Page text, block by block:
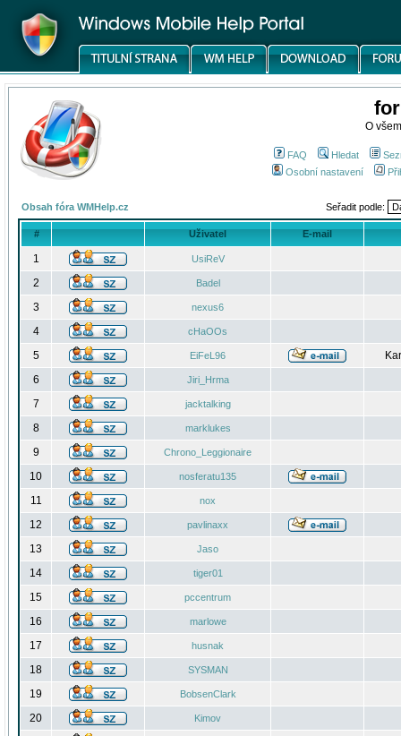
O
FAQ Hledat
Osobní nastavení
Obsah fóra WMHelp.cz Seřadit podle:
# Uživatel E-mail
1 UsiReV
2 Badel
3 nexus6
4 cHaOOs
5 EiFeL96
6
Jiri_Hrma
7 jacktalking
8 marklukes
9 Chrono_Leggionaire
10 nosferatu135
11 nox
12 pavlinaxx
13 Jaso
14 tiger01
15 pccentrum
16 marlowe
17 husnak
18 SYSMAN
19 BobsenClark
20 Kimov